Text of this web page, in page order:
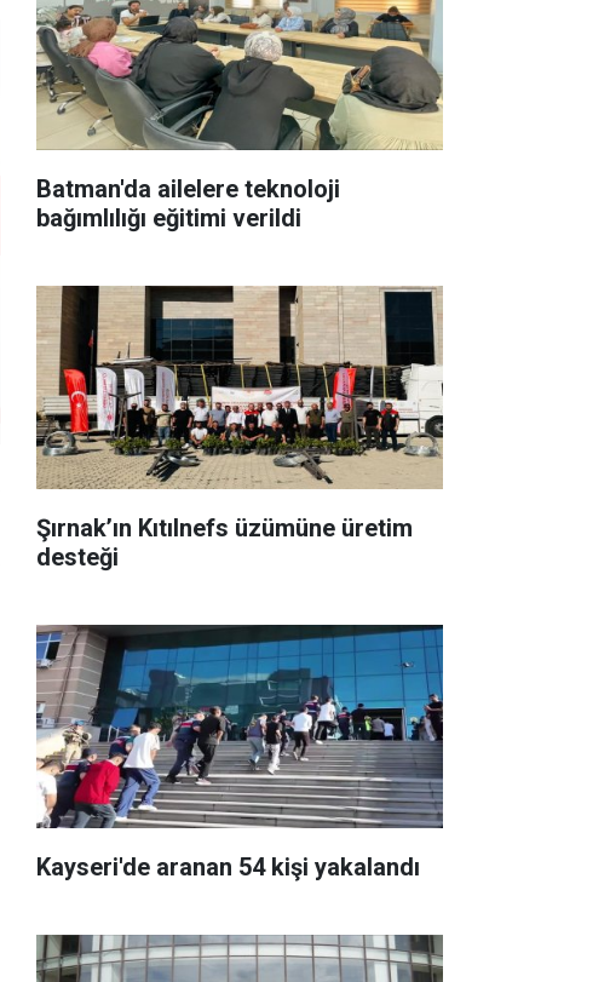
Batman'da ailelere teknoloji
bağımlılığı eğitimi verildi
Şırnak’ın Kıtılnefs üzümüne üretim
desteği
Kayseri'de aranan 54 kişi yakalandı